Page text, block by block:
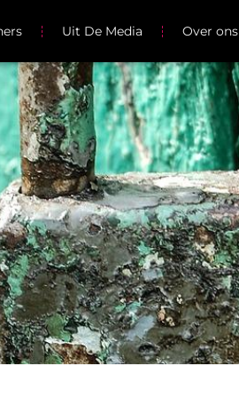
Uit De Media Over ons